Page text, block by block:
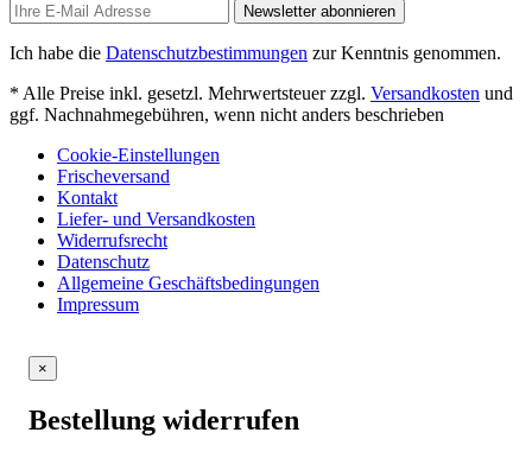
Newsletter abonnieren
Ich habe die Datenschutzbestimmungen zur Kenntnis genommen.
* Alle Preise inkl. gesetzl. Mehrwertsteuer zzgl. Versandkosten und
ggf. Nachnahmegebühren, wenn nicht anders beschrieben
Cookie-Einstellungen
Frischeversand
Kontakt
Liefer- und Versandkosten
Widerrufsrecht
Datenschutz
Allgemeine Geschäftsbedingungen
Impressum
×
Bestellung widerrufen